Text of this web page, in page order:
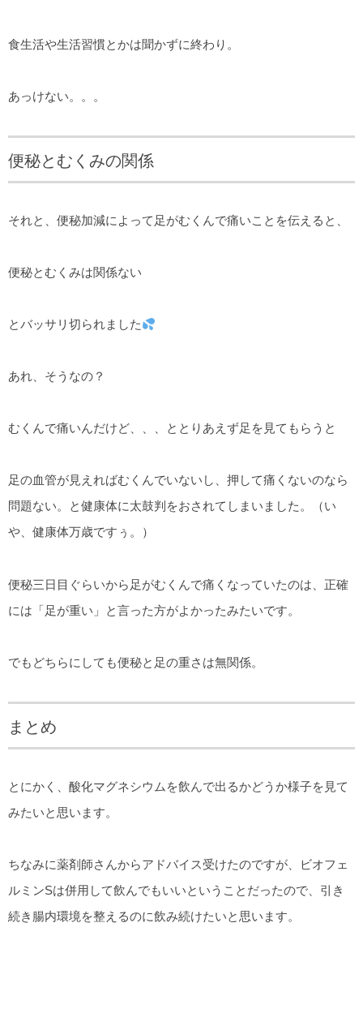
食生活や生活習慣とかは聞かずに終わり。
あっけない。。。
便秘とむくみの関係
それと、便秘加減によって足がむくんで痛いことを伝えると、
便秘とむくみは関係ない
とバッサリ切られました
あれ、そうなの？
むくんで痛いんだけど、、、ととりあえず足を見てもらうと
足の血管が見えればむくんでいないし、押して痛くないのなら
問題ない。と健康体に太鼓判をおされてしまいました。（い
や、健康体万歳ですぅ。）
便秘三日目ぐらいから足がむくんで痛くなっていたのは、正確
には「足が重い」と言った方がよかったみたいです。
でもどちらにしても便秘と足の重さは無関係。
まとめ
とにかく、酸化マグネシウムを飲んで出るかどうか様子を見て
みたいと思います。
ちなみに薬剤師さんからアドバイス受けたのですが、ビオフェ
ルミンSは併用して飲んでもいいということだったので、引き
続き腸内環境を整えるのに飲み続けたいと思います。